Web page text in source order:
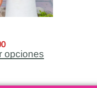
opciones